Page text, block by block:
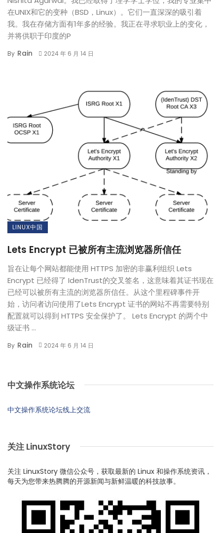
在UNIX和它的变种（BSD，Linux）。它们一直深深的吸引着
我。我在存储方面有1年多的经验。我正在寻求职业上的变化，
并将供职于印度的P
By Rain 2024 年 6 月 14 日
LINUX中国
Lets Encrypt 已被所有主流浏览器所信任
旨在让每个网站都能使用 HTTPS 加密的非赢利组织 Lets
Encrypt 已经得了 IdenTrust的交叉签名，这意味着其证书现在
已经可以被所有主流的浏览器所信任。从这个里程碑事件开
始，访问者访问使用了Lets Encrypt 证书的网站不再需要特别
配置就可以得到 HTTPS 安全保护了。 Lets Encrypt 的两个中
级证书 ...
By Rain 2024 年 6 月 14 日
中文操作系统论坛
中文操作系统论坛线上交流
关注 LinuxStory
关注 LinuxStory 微信公众号，获取最新的 Linux 和操作系统资讯，
每天为您带来热腾腾的开源新闻与新鲜温暖的科技故事。